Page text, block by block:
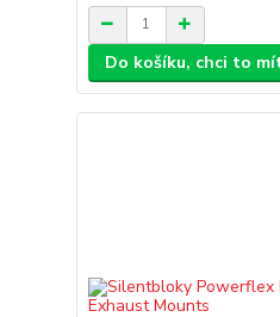
Do košíku, chci to